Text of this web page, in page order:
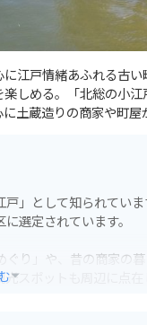
江戸情緒あふれる古
しめる。「北総の小江
土蔵造りの商家や町屋
」として知られてい
選定されています。
り」や、昔の商家の
スポットも周辺に点在